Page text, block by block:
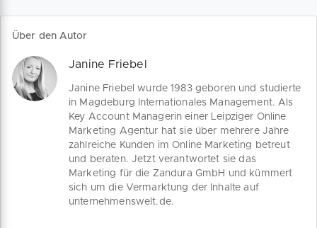
Über den Autor
Janine Friebel
Janine Friebel wurde 1983 geboren und studierte
in Magdeburg Internationales Management. Als
Key Account Managerin einer Leipziger Online
Marketing Agentur hat sie über mehrere Jahre
zahlreiche Kunden im Online Marketing betreut
und beraten. Jetzt verantwortet sie das
Marketing für die Zandura GmbH und kümmert
sich um die Vermarktung der Inhalte auf
unternehmenswelt.de.